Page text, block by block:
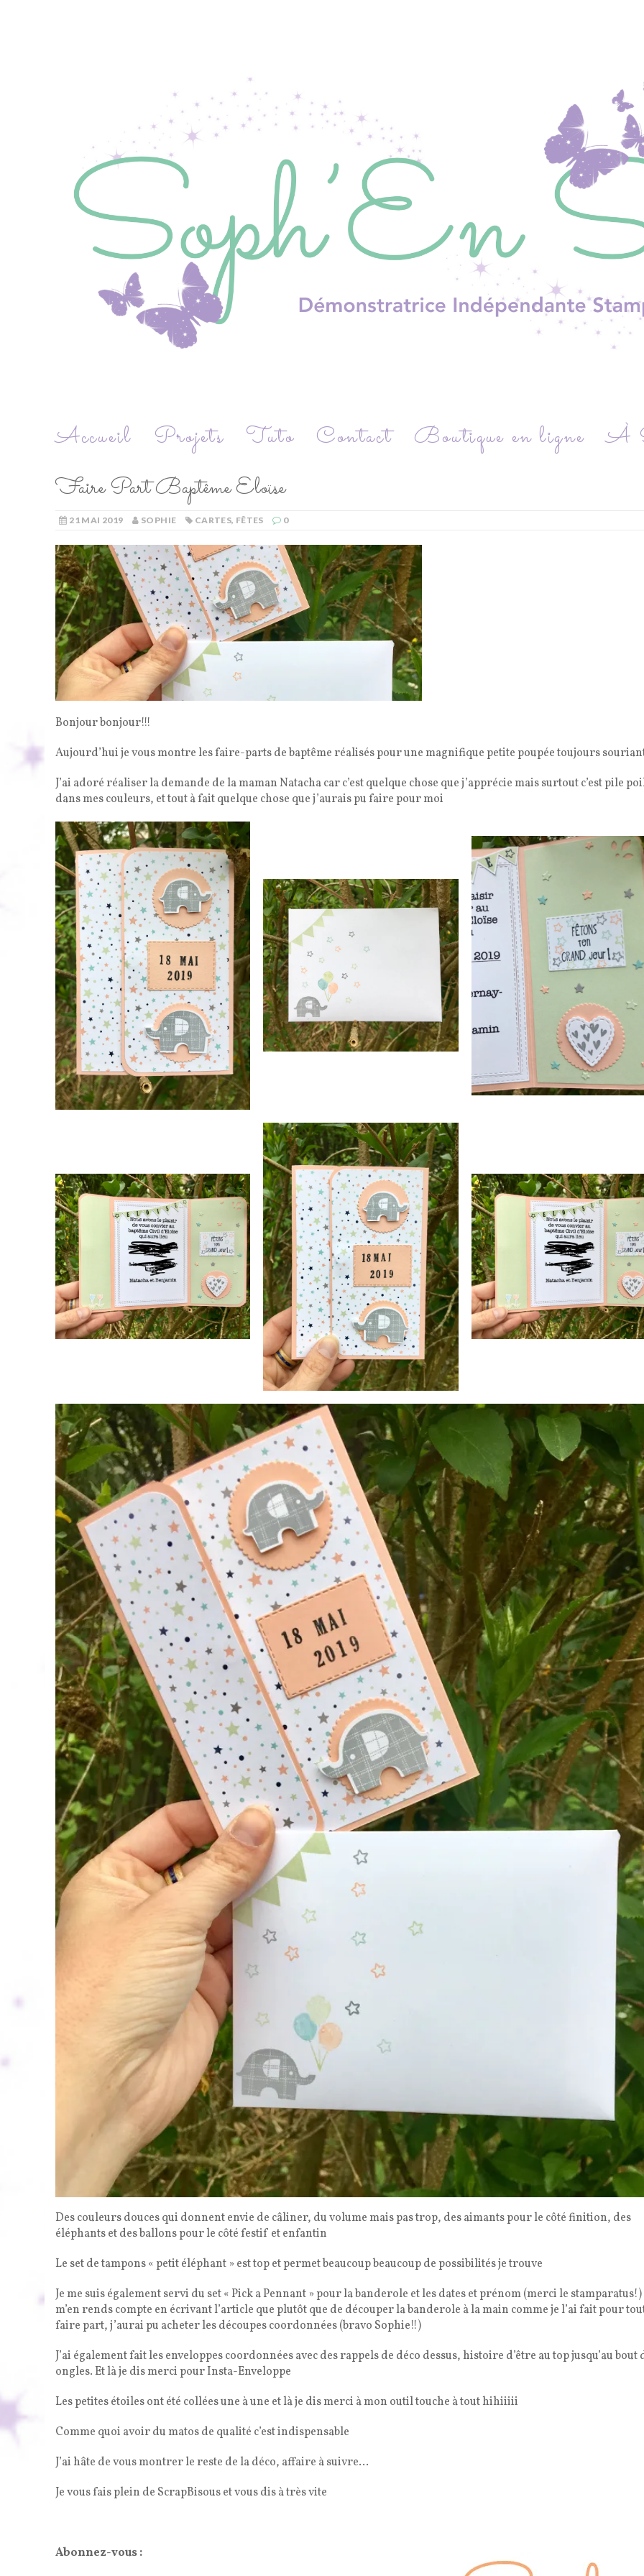
Accueil Projets Tuto Contact Boutique en ligne
À
Faire Part Baptême Eloïse
21 MAI 2019 SOPHIE CARTES, FÊTES 0
Bonjour bonjour!!!
Aujourd’hui je vous montre les faire-parts de baptême réalisés pour une magnifique petite poupée toujours
J’ai adoré réaliser la demande de la maman Natacha car c’est quelque chose que j’apprécie mais surtout c’est pile
dans mes couleurs, et tout à fait quelque chose que j’aurais pu faire pour moi
Des couleurs douces qui donnent envie de câliner, du volume mais pas trop, des aimants pour le côté finition, des
éléphants et des ballons pour le côté festif et enfantin
Le set de tampons « petit éléphant » est top et permet beaucoup beaucoup de possibilités je trouve
Je me suis également servi du set « Pick a Pennant » pour la banderole et les dates et prénom (merci le stamparatus!)
m’en rends compte en écrivant l’article que plutôt que de découper la banderole à la main comme je l’ai fait pour
faire part, j’aurai pu acheter les découpes coordonnées (bravo Sophie!!)
J’ai également fait les enveloppes coordonnées avec des rappels de déco dessus, histoire d’être au top jusqu’au bout
ongles. Et là je dis merci pour Insta-Enveloppe
Les petites étoiles ont été collées une à une et là je dis merci à mon outil touche à tout hihiiiii
Comme quoi avoir du matos de qualité c’est indispensable
J’ai hâte de vous montrer le reste de la déco, affaire à suivre…
Je vous fais plein de ScrapBisous et vous dis à très vite
Abonnez-vous :